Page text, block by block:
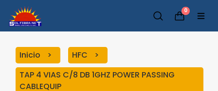
0
Inicio
HFC
TAP 4 VIAS C/8 DB 1GHZ POWER PASSING
CABLEQUIP